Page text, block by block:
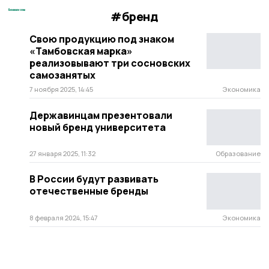
#бренд
Свою продукцию под знаком
«Тамбовская марка»
реализовывают три сосновских
самозанятых
7 ноября 2025, 14:45 Экономика
Державинцам презентовали
новый бренд университета
27 января 2025, 11:32 Образование
В России будут развивать
отечественные бренды
8 февраля 2024, 15:47 Экономика